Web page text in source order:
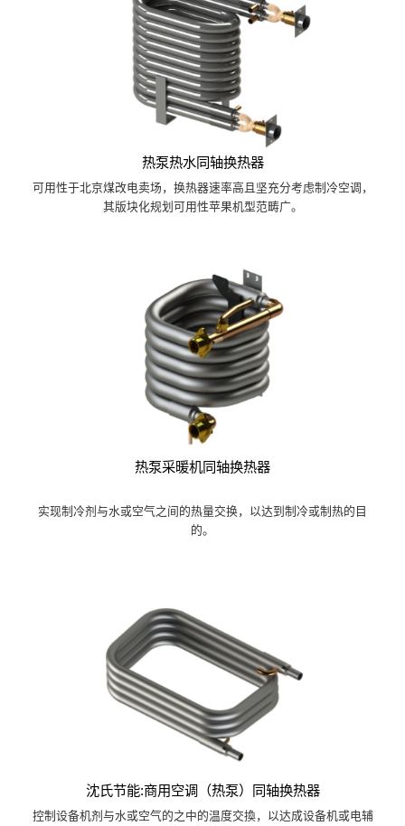
热泵热水同轴换热器
可用性于北京煤改电卖场，换热器速率高且坚充分考虑制冷空调，
其版块化规划可用性苹果机型范畴广。
热泵采暖机同轴换热器
实现制冷剂与水或空气之间的热量交换，以达到制冷或制热的目
的。
沈氏节能:商用空调（热泵）同轴换热器
控制设备机剂与水或空气的之中的温度交換，以达成设备机或电辅